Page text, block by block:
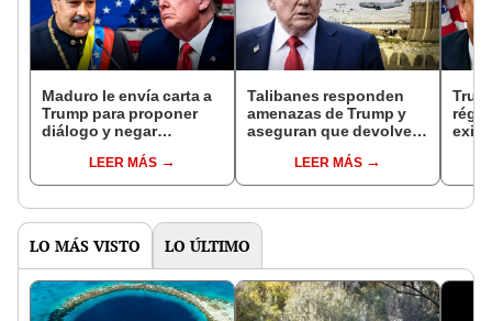
Maduro le envía carta a
Trump para proponer
diálogo y negar
narcotráfico: "Que
podamos derrotar las
LEER MÁS
Talibanes responden
amenazas de Trump y
aseguran que devolver
Estados Unidos es
imposible
LEER MÁS
LO MÁS VISTO LO ÚLTIMO